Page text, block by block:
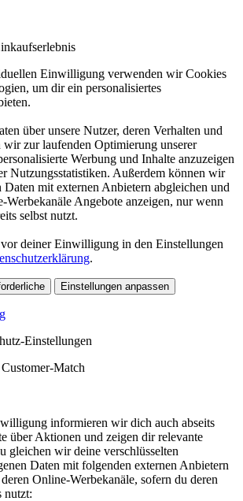
Einwilligung verwenden wir Cookies
um dir ein personalisiertes
über unsere Nutzer, deren Verhalten und
wir zur laufenden Optimierung unserer
Werbung und Inhalte anzuzeigen
Nutzungsstatistiken. Außerdem können wir
Daten mit externen Anbietern abgleichen und
Werbekanäle Angebote anzeigen, nur wenn
selbst nutzt.
deiner Einwilligung in den Einstellungen
.
Einstellungen anpassen
Einstellungen
Match
informieren wir dich auch abseits
über Aktionen und zeigen dir relevante
gleichen wir deine verschlüsselten
Daten mit folgenden externen Anbietern
Online-Werbekanäle, sofern du deren
nutzt: